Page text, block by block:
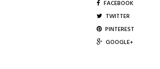
FACEBOOK
TWITTER
PINTEREST
GOOGLE+